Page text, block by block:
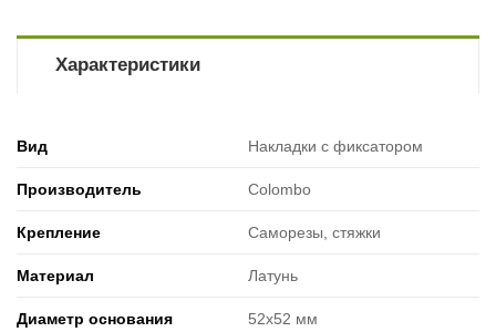
Характеристики
Вид Накладки с фиксатором
Производитель Colombo
Крепление Саморезы, стяжки
Материал Латунь
Диаметр основания 52х52 мм